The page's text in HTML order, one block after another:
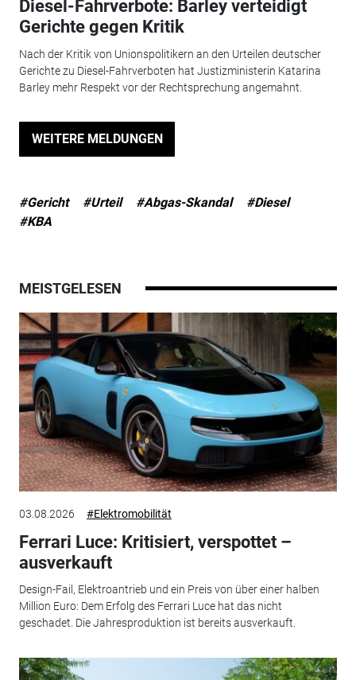
Diesel-Fahrverbote: Barley verteidigt
Gerichte gegen Kritik
Nach der Kritik von Unionspolitikern an den Urteilen deutscher
Gerichte zu Diesel-Fahrverboten hat Justizministerin Katarina
Barley mehr Respekt vor der Rechtsprechung angemahnt.
WEITERE MELDUNGEN
#Gericht #Urteil #Abgas-Skandal
#Diesel
#KBA
MEISTGELESEN
03.08.2026 #Elektromobilität
Ferrari Luce: Kritisiert, verspottet –
ausverkauft
Design-Fail, Elektroantrieb und ein Preis von über einer halben
Million Euro: Dem Erfolg des Ferrari Luce hat das nicht
geschadet. Die Jahresproduktion ist bereits ausverkauft.